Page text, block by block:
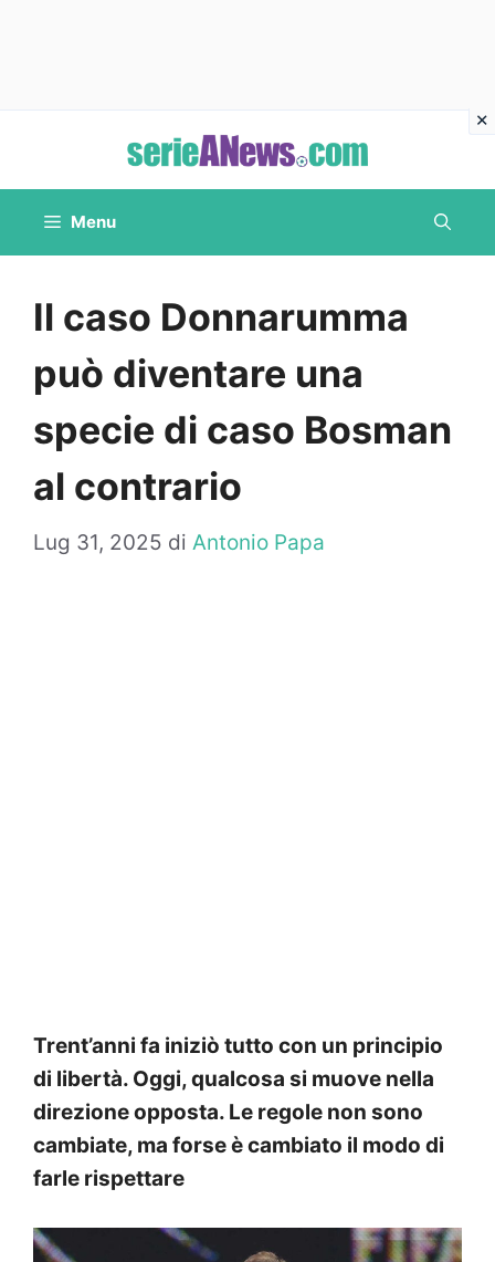
contenuto
Menu
Il caso Donnarumma
può diventare una
specie di caso Bosman
al contrario
Lug 31, 2025 di Antonio Papa
Trent’anni fa iniziò tutto con un principio
di libertà. Oggi, qualcosa si muove nella
direzione opposta. Le regole non sono
cambiate, ma forse è cambiato il modo di
farle rispettare